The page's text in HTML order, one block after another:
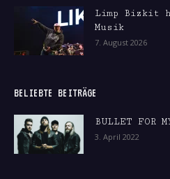
Limp Bizkit
Musik
7. August 2026
BELIEBTE BEITRÄGE
BULLET FOR
3. April 2022